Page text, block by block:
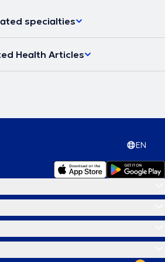
specialties
Health Articles
EN